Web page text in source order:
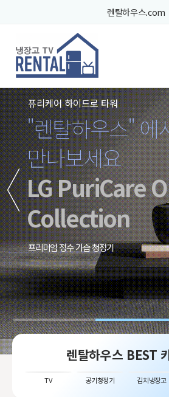
렌탈하우스.com
퓨리케어 하이드로 타워
"렌탈하우스" 에
만나보세요
LG PuriCare
Collection
프리미엄 정수 가습 청정기
렌탈하우스 BEST
TV 공기청정기 김치냉장고